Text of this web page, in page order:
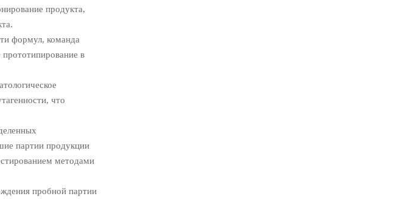
продукта,
формул, команда
в
что
партии продукции
методами
пробной партии